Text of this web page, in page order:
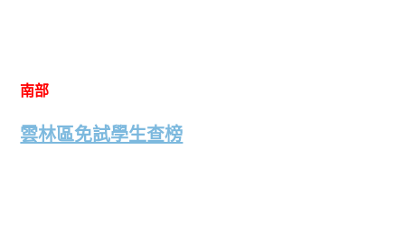
南部
雲林區免試學生查榜